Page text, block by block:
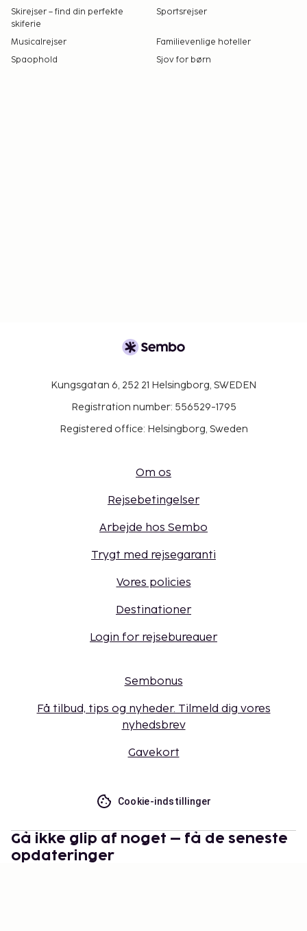
Skirejser – find din perfekte
skiferie
Sportsrejser
Musicalrejser
Familievenlige hoteller
Spaophold
Sjov for børn
Kungsgatan 6, 252 21 Helsingborg, SWEDEN
Registration number: 556529-1795
Registered office: Helsingborg, Sweden
Om os
Rejsebetingelser
Arbejde hos Sembo
Trygt med rejsegaranti
Vores policies
Destinationer
Login for rejsebureauer
Sembonus
Få tilbud, tips og nyheder. Tilmeld dig vores
nyhedsbrev
Gavekort
Cookie-indstillinger
Gå ikke glip af noget – få de seneste
opdateringer